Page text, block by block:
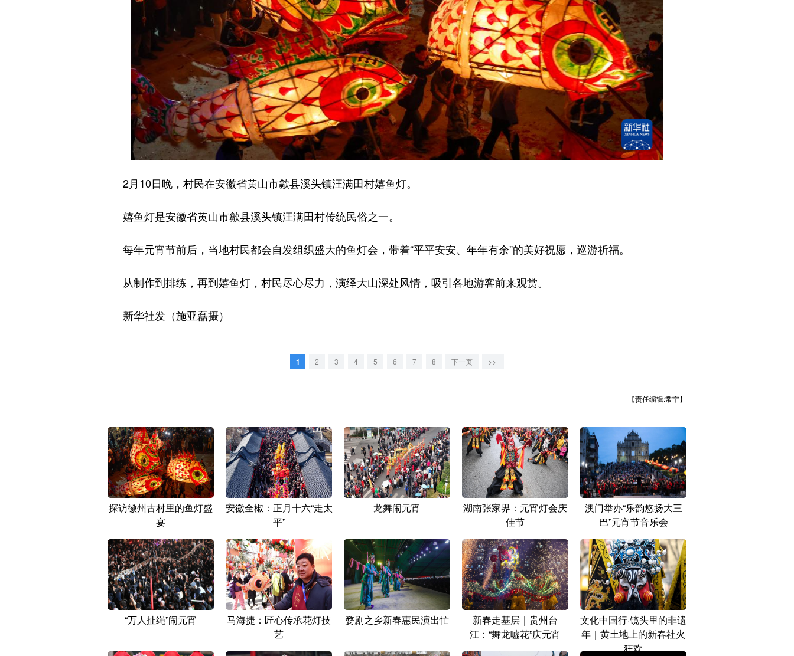
2月10日晚，村民在安徽省黄山市歙县溪头镇汪满田村嬉鱼灯。
嬉鱼灯是安徽省黄山市歙县溪头镇汪满田村传统民俗之一。
每年元宵节前后，当地村民都会自发组织盛大的鱼灯会，带着“平平安安、年年有余”的美好祝愿，巡游祈福。
从制作到排练，再到嬉鱼灯，村民尽心尽力，演绎大山深处风情，吸引各地游客前来观赏。
新华社发（施亚磊摄）
1 2 3 4 5 6 7 8 下一页 >>|
【责任编辑:常宁】
探访徽州古村里的鱼灯盛
宴
安徽全椒：正月十六“走太
平”
龙舞闹元宵
湖南张家界：元宵灯会庆
佳节
澳门举办“乐韵悠扬大三
巴”元宵节音乐会
“万人扯绳”闹元宵
马海捷：匠心传承花灯技
艺
婺剧之乡新春惠民演出忙
新春走基层｜贵州台
江：“舞龙嘘花”庆元宵
文化中国行·镜头里的非遗
年｜黄土地上的新春社火
狂欢